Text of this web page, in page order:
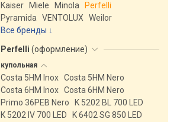
Kaiser
Miele Minola
Perfelli
Pyramida
VENTOLUX
Weilor
Все бренды
Perfelli (оформление)
купольная
Costa 5HM Inox Costa 5HM Nero
Costa 6HM Inox Costa 6HM Nero
Primo 36PEB Nero
K 5202 BL 700 LED
K 5202 IV 700 LED
K 6402 SG 850 LED